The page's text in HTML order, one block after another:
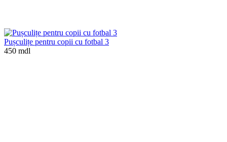
Pușculițe pentru copii cu fotbal 3
450 mdl